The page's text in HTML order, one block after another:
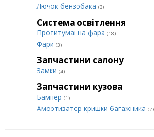
Лючок бензобака (3)
Система освітлення
Протитуманна фара (18)
Фари (3)
Запчастини салону
Замки (4)
Запчастини кузова
Бампер (1)
Амортизатор кришки багажника (7)